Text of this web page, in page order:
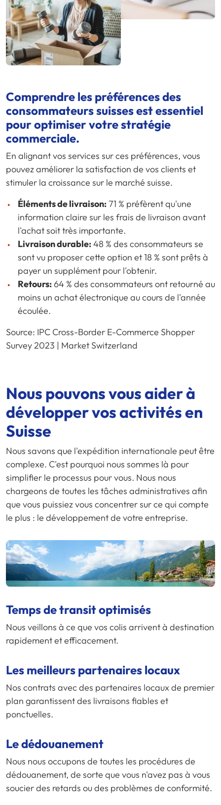
Comprendre les préférences des
consommateurs suisses est essentiel
pour optimiser votre stratégie
commerciale.
En alignant vos services sur ces préférences, vous
pouvez améliorer la satisfaction de vos clients et
stimuler la croissance sur le marché suisse.
Éléments de livraison:71 % préfèrent qu'une
information claire sur les frais de livraison avant
l'achat soit très importante.
Livraison durable:48 % des consommateurs se
sont vu proposer cette option et 18 % sont prêts à
payer un supplément pour l'obtenir.
Retours:64 % des consommateurs ont retourné au
moins un achat électronique au cours de l'année
écoulée.
Source: IPC Cross-Border E-Commerce Shopper
Survey 2023 | Market Switzerland
Nous pouvons vous aider à
développer vos activités en
Suisse
Nous savons que l'expédition internationale peut être
complexe. C'est pourquoi nous sommes là pour
simplifier le processus pour vous. Nous nous
chargeons de toutes les tâches administratives afin
que vous puissiez vous concentrer sur ce qui compte
le plus : le développement de votre entreprise.
Temps de transit optimisés
Nous veillons à ce que vos colis arrivent à destination
rapidement et efficacement.
Les meilleurs partenaires locaux
Nos contrats avec des partenaires locaux de premier
plan garantissent des livraisons fiables et
ponctuelles.
Le dédouanement
Nous nous occupons de toutes les procédures de
dédouanement, de sorte que vous n'avez pas à vous
soucier des retards ou des problèmes de conformité.